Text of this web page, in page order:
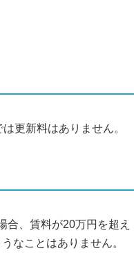
更新料はありません。
合、賃料が20万円を超え
なことはありません。